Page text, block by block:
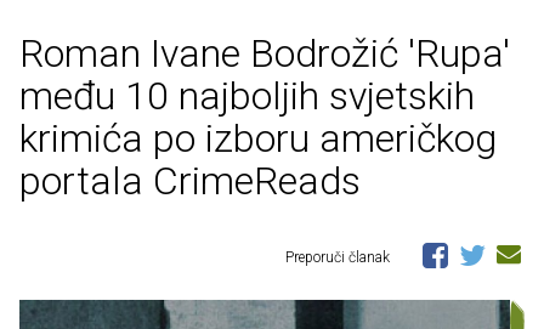
Roman Ivane Bodrožić 'Rupa'
među 10 najboljih svjetskih
krimića po izboru američkog
portala CrimeReads
Preporuči članak